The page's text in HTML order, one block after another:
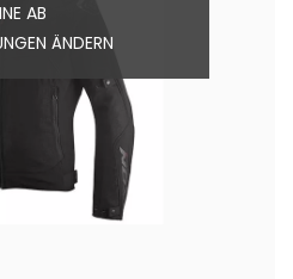
AB
ÄNDERN